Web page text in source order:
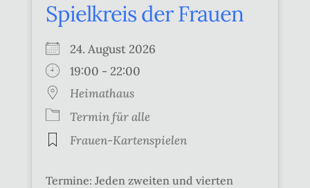
Spielkreis der Frauen
24. August 2026
19:00 - 22:00
Heimathaus
Termin für alle
Frauen-Kartenspielen
Termine: Jeden zweiten und vierten